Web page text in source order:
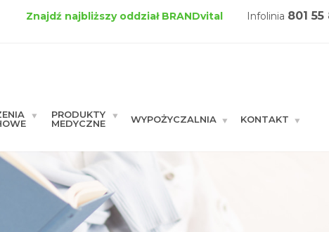
Znajdź najbliższy oddział BRANDvital Infolinia 801
PRODUKTY
MEDYCZNE
WYPOŻYCZALNIA KONTAKT